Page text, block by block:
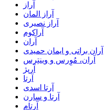
آراز
آراز المان
آراز نصیری
آراکوم
آران
آران براتی و ایمان حمیدی
آران، مُوِرس و وینتِرس
آرپژ
آرتا
آرتا اسدی
آرتا و سارن
آرتام